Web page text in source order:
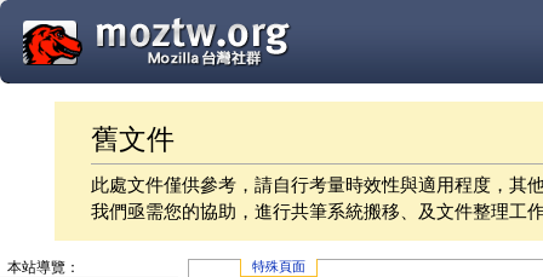
舊文件
此處文件僅供參考，請自行考量時效性與適用程度，其
我們亟需您的協助，進行共筆系統搬移、及文件整理工
特殊頁面
本站導覽：